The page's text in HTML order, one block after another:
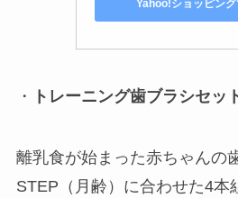
Yahoo!ショッピング
・ トレーニング歯ブラシセッ
離乳食が始まった赤ちゃんの
STEP（月齢）に合わせた4本